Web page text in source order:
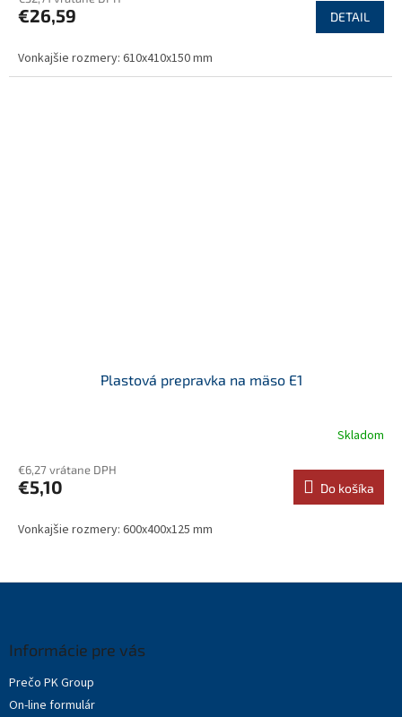
€26,59 DETAIL
Vonkajšie rozmery: 610x410x150 mm
Plastová prepravka na mäso E1
Skladom
€6,27 vrátane DPH
€5,10 Do košíka
Vonkajšie rozmery: 600x400x125 mm
Informácie pre vás
Prečo PK Group
On-line formulár